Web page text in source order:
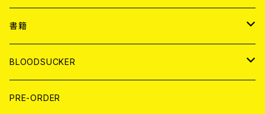
７EP
LP
WORLD
7EP
LP
JAPAN
T-shirt
HOOD
WORLD
T-shirt
書籍
MAGAZINE
BOLLOCKS
写真集 (PHOTOBOOK)
BLOODSUCKER
CD
PRE-ORDER